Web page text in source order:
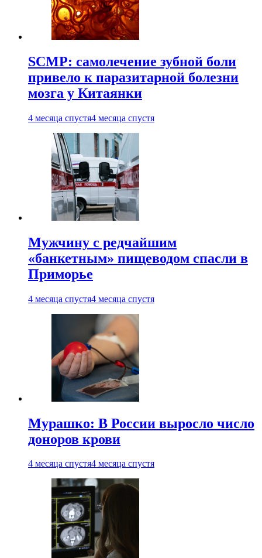
SCMP: самолечение зубной боли
привело к паразитарной болезни
мозга у Китаянки
4 месяца спустя4 месяца спустя
Мужчину с редчайшим
«банкетным» пищеводом спасли в
Приморье
4 месяца спустя4 месяца спустя
Мурашко: В России выросло число
доноров крови
4 месяца спустя4 месяца спустя